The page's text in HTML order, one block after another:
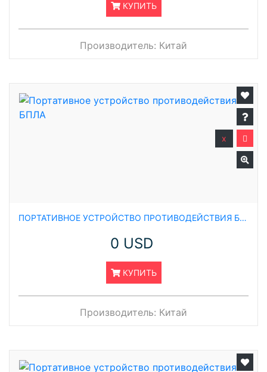
КУПИТЬ
Производитель: Китай
ПОРТАТИВНОЕ УСТРОЙСТВО ПРОТИВОДЕЙСТВИЯ БПЛА
0 USD
КУПИТЬ
x
Производитель: Китай